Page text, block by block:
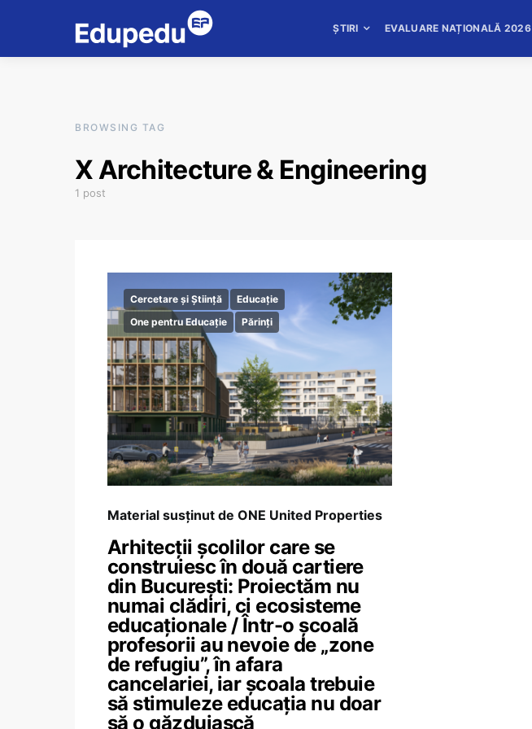
ȘTIRI EVALUARE NAȚIONALĂ 2026
BROWSING TAG
X Architecture & Engineering
1 post
Cercetare și Știință
Educație
One pentru Educație
Părinți
Material susținut de ONE United Properties
Arhitecții școlilor care se
construiesc în două cartiere
din București: Proiectăm nu
numai clădiri, ci ecosisteme
educaționale / Într-o școală
profesorii au nevoie de „zone
de refugiu”, în afara
cancelariei, iar școala trebuie
să stimuleze educația nu doar
să o găzduiască